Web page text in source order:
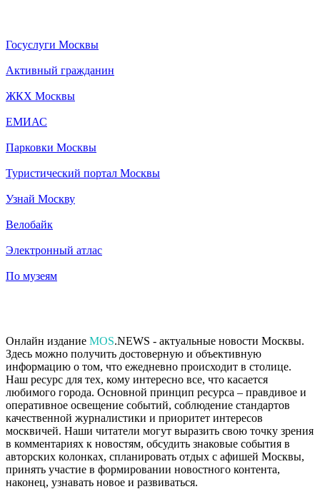
Госуслуги Москвы
Активный гражданин
ЖКХ Москвы
ЕМИАС
Парковки Москвы
Туристический портал Москвы
Узнай Москву
Велобайк
Электронный атлас
По музеям
Онлайн издание MOS.NEWS - актуальные новости Москвы.
Здесь можно получить достоверную и объективную
информацию о том, что ежедневно происходит в столице.
Наш ресурс для тех, кому интересно все, что касается
любимого города. Основной принцип ресурса – правдивое и
оперативное освещение событий, соблюдение стандартов
качественной журналистики и приоритет интересов
москвичей. Наши читатели могут выразить свою точку зрения
в комментариях к новостям, обсудить знаковые события в
авторских колонках, спланировать отдых с афишей Москвы,
принять участие в формировании новостного контента,
наконец, узнавать новое и развиваться.